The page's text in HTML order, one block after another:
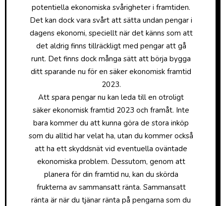
potentiella ekonomiska svårigheter i framtiden.
Det kan dock vara svårt att sätta undan pengar i
dagens ekonomi, speciellt när det känns som att
det aldrig finns tillräckligt med pengar att gå
runt. Det finns dock många sätt att börja bygga
ditt sparande nu för en säker ekonomisk framtid
2023.
Att spara pengar nu kan leda till en otroligt
säker ekonomisk framtid 2023 och framåt. Inte
bara kommer du att kunna göra de stora inköp
som du alltid har velat ha, utan du kommer också
att ha ett skyddsnät vid eventuella oväntade
ekonomiska problem. Dessutom, genom att
planera för din framtid nu, kan du skörda
frukterna av sammansatt ränta. Sammansatt
ränta är när du tjänar ränta på pengarna som du